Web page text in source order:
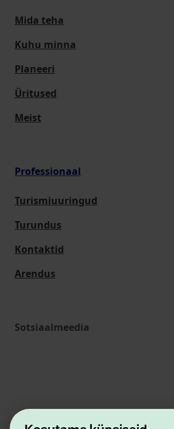
Mida teha
Kuhu minna
Planeeri
Üritused
Meist
Professionaal
Turismiuuringud
Turundus
Kontaktid
Arendus
Sotsiaalmeedia